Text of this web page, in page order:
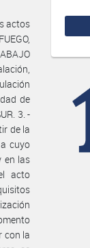
actos
de
3. -
de la
cuyo
en las
acto
con la